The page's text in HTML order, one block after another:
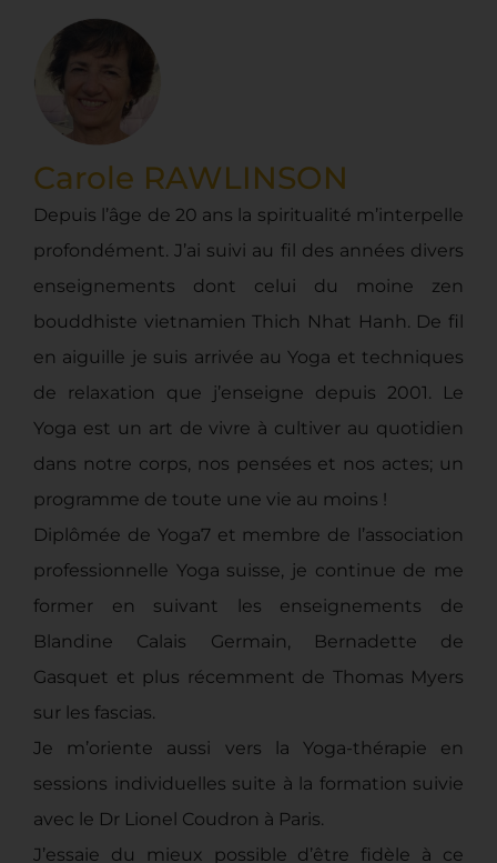
Carole RAWLINSON
Depuis l’âge de 20 ans la spiritualité m’interpelle
profondément. J’ai suivi au fil des années divers
enseignements dont celui du moine zen
bouddhiste vietnamien Thich Nhat Hanh. De fil
en aiguille je suis arrivée au Yoga et techniques
de relaxation que j’enseigne depuis 2001. Le
Yoga est un art de vivre à cultiver au quotidien
dans notre corps, nos pensées et nos actes; un
programme de toute une vie au moins !
Diplômée de Yoga7 et membre de l’association
professionnelle Yoga suisse, je continue de me
former en suivant les enseignements de
Blandine Calais Germain, Bernadette de
Gasquet et plus récemment de Thomas Myers
sur les fascias.
Je m’oriente aussi vers la Yoga-thérapie en
sessions individuelles suite à la formation suivie
avec le Dr Lionel Coudron à Paris.
J’essaie du mieux possible d’être fidèle à ce